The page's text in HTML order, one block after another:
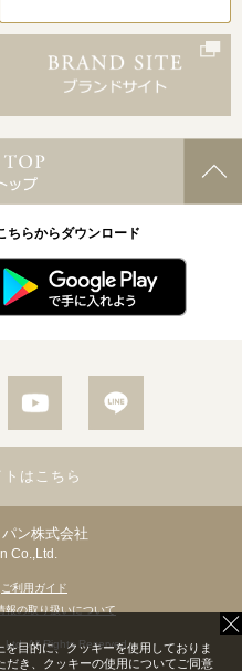
ちらからダウンロード
ン株式会社
Co.,Ltd.
ご利用ガイド
報の取り扱いについて
All Rights Reserved.
トはこちら
目的に、クッキーを使用しておりま
だき、クッキーの使用についてご同意